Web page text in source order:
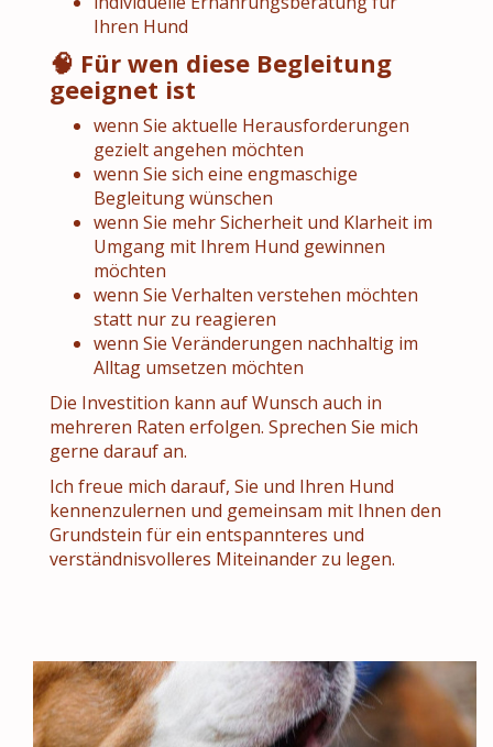
Ihren Hund
🧠 Für wen diese Begleitung
geeignet ist
wenn Sie aktuelle Herausforderungen
gezielt angehen möchten
wenn Sie sich eine engmaschige
Begleitung wünschen
wenn Sie mehr Sicherheit und Klarheit im
Umgang mit Ihrem Hund gewinnen
möchten
wenn Sie Verhalten verstehen möchten
statt nur zu reagieren
wenn Sie Veränderungen nachhaltig im
Alltag umsetzen möchten
Die Investition kann auf Wunsch auch in
mehreren Raten erfolgen. Sprechen Sie mich
gerne darauf an.
Ich freue mich darauf, Sie und Ihren Hund
kennenzulernen und gemeinsam mit Ihnen den
Grundstein für ein entspannteres und
verständnisvolleres Miteinander zu legen.